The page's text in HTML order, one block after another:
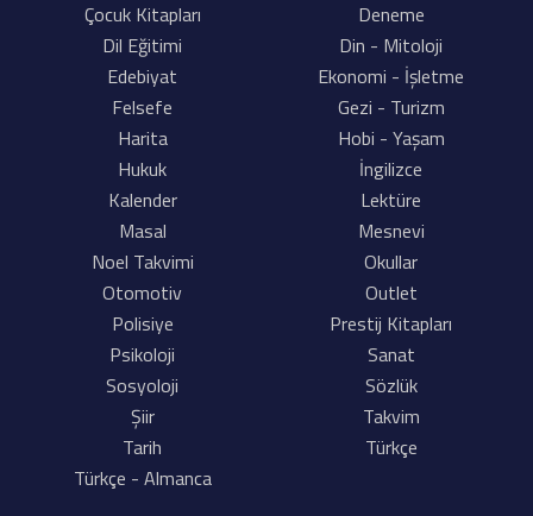
Çocuk Kitapları
Deneme
Dil Eğitimi
Din - Mitoloji
Edebiyat
Ekonomi - İşletme
Felsefe
Gezi - Turizm
Harita
Hobi - Yaşam
Hukuk
İngilizce
Kalender
Lektüre
Masal
Mesnevi
Noel Takvimi
Okullar
Otomotiv
Outlet
Polisiye
Prestij Kitapları
Psikoloji
Sanat
Sosyoloji
Sözlük
Şiir
Takvim
Tarih
Türkçe
Türkçe - Almanca